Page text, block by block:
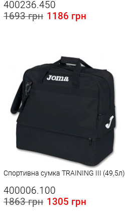
400236.450
1693 грн 1186 грн
Спортивна сумка TRAINING III (49,5л)
400006.100
1863 грн 1305 грн